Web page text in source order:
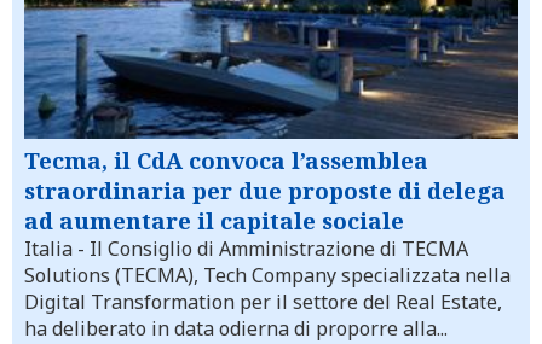
Tecma, il CdA convoca l’assemblea
straordinaria per due proposte di delega
ad aumentare il capitale sociale
Italia - Il Consiglio di Amministrazione di TECMA
Solutions (TECMA), Tech Company specializzata nella
Digital Transformation per il settore del Real Estate,
ha deliberato in data odierna di proporre alla...